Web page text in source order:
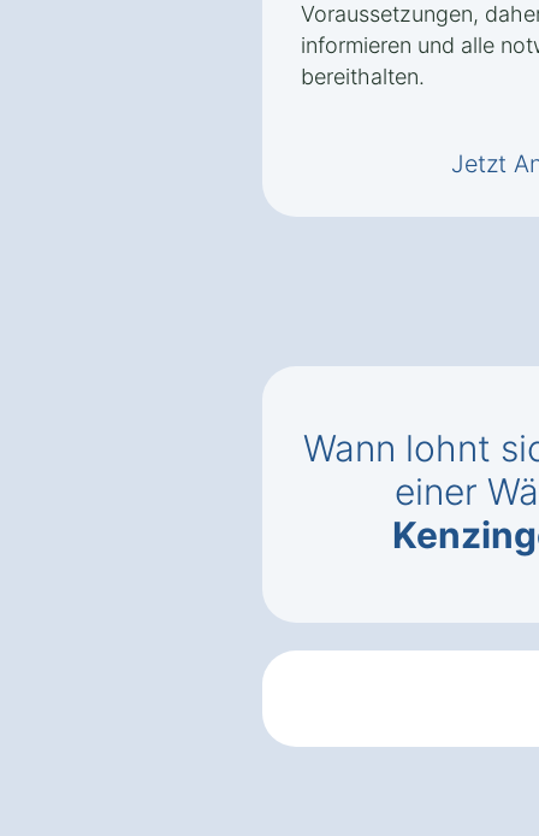
Voraussetzungen,
informieren und alle
bereithalten.
Jetzt
Wann lohnt
einer